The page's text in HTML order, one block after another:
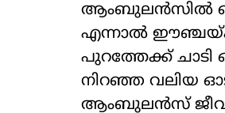
ആംബുലന്‍സില്‍
എന്നാല്‍
പുറത്തേക്ക്
നിറഞ്ഞ വലിയ
ആംബുലന്‍സ്